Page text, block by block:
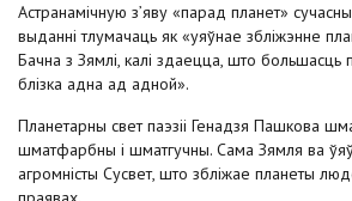
Астранамічную з’яву «парад планет»
выданні тлумачаць як «уяўнае збліжэнне
Бачна з Зямлі, калі здаецца, што большасць
блізка адна ад адной».
Планетарны свет паэзіі Генадзя Пашкова
шматфарбны і шматгучны. Сама Зямля ва
агромністы Сусвет, што збліжае планеты